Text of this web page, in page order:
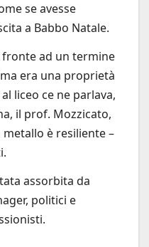
se avesse
a Babbo Natale.
fronte ad un termine
era una proprietà
liceo ce ne parlava,
il prof. Mozzicato,
è resiliente –
assorbita da
politici e